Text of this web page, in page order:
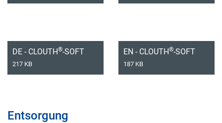
DE - CLOUTH®-SOFT
217 KB
EN - CLOUTH®-SOFT
187 KB
Entsorgung